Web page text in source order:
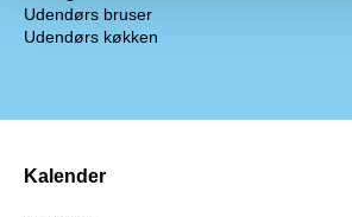
Udendørs bruser
Udendørs køkken
Kalender